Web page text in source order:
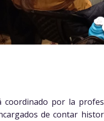
coordinado por la
de contar